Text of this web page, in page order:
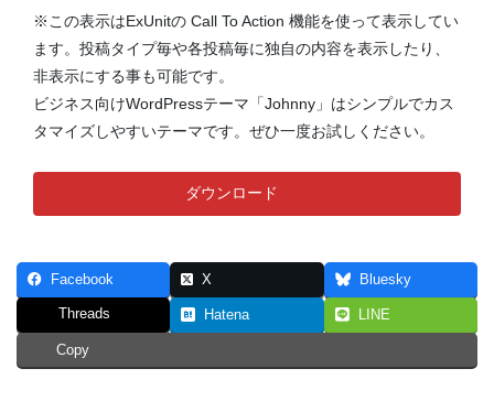
※この表示はExUnitの Call To Action 機能を使って表示してい
ます。投稿タイプ毎や各投稿毎に独自の内容を表示したり、
非表示にする事も可能です。
ビジネス向けWordPressテーマ「Johnny」はシンプルでカス
タマイズしやすいテーマです。ぜひ一度お試しください。
ダウンロード
Facebook X Bluesky
Threads Hatena LINE
Copy